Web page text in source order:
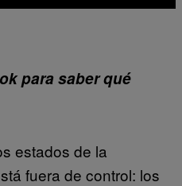
para saber qué
estados de la
fuera de control: los